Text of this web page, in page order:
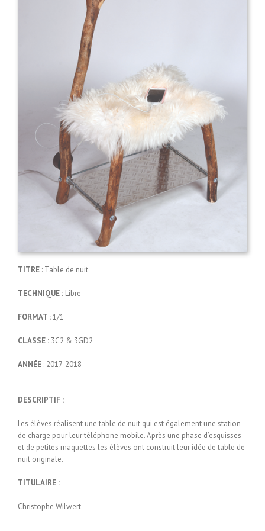
TITRE : Table de nuit
TECHNIQUE : Libre
FORMAT :1/1
CLASSE : 3C2 & 3GD2
ANNÉE : 2017-2018
DESCRIPTIF :
Les élèves réalisent une table de nuit qui est également une station
de charge pour leur téléphone mobile. Après une phase d’esquisses
et de petites maquettes les élèves ont construit leur idée de table de
nuit originale.
TITULAIRE :
Christophe Wilwert